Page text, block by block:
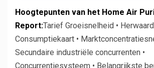
Hoogtepunten van het Home Air
Report:Tarief Groeisnelheid •
Consumptiekaart •
Secundaire industriële concurrenten •
Concurrentiesysteem • Belangrijkste